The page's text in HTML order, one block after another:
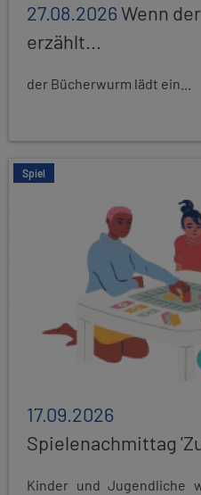
27.08.2026Wenn
erzählt...
der Bücherwurm lädt ein...
Spiel
17.09.2026
Spielenachmittag
Kinder und Jugendliche